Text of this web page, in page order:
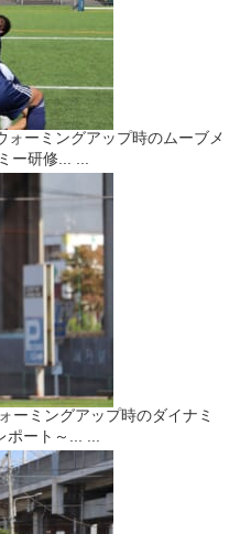
ーミングアップ時のムーブメ
ー研修... ...
ーミングアップ時のダイナミ
ポート～... ...